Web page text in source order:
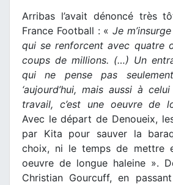
Arribas l’avait dénoncé très
France Football : « Je
qui se renforcent avec quatre
coups de millions. (…) Un
qui ne pense pas
‘aujourd’hui, mais aussi à
travail, c’est une oeuvre de
Avec le départ de Denoueix,
par Kita pour sauver la
choix, ni le temps de mettre
oeuvre de longue haleine ».
Christian Gourcuff, en